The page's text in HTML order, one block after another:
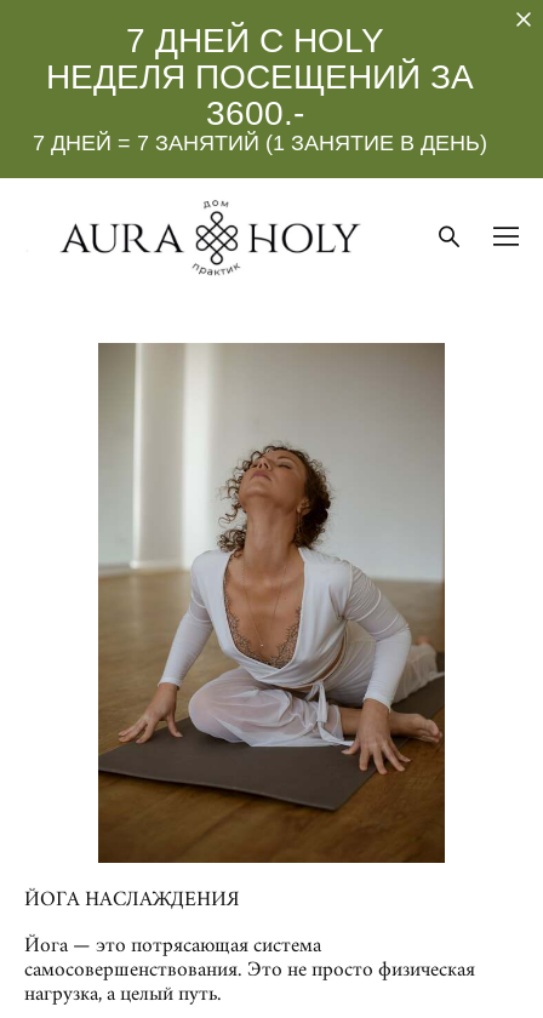
7 ДНЕЙ С HOLY
НЕДЕЛЯ ПОСЕЩЕНИЙ ЗА
3600.-
7 ДНЕЙ = 7 ЗАНЯТИЙ (1 ЗАНЯТИЕ В ДЕНЬ)
ЙОГА НАСЛАЖДЕНИЯ
Йога — это потрясающая система
самосовершенствования. Это не просто физическая
нагрузка, а целый путь.